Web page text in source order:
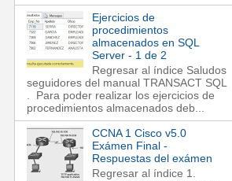
Ejercicios de
procedimientos
almacenados en SQL
Server - 1 de 2
Regresar al índice Saludos
seguidores del manual TRANSACT SQL
. Para poder realizar los ejercicios de
procedimientos almacenados deb...
CCNA 1 Cisco v5.0
Exámen Final -
Respuestas del exámen
Regresar al índice 1.